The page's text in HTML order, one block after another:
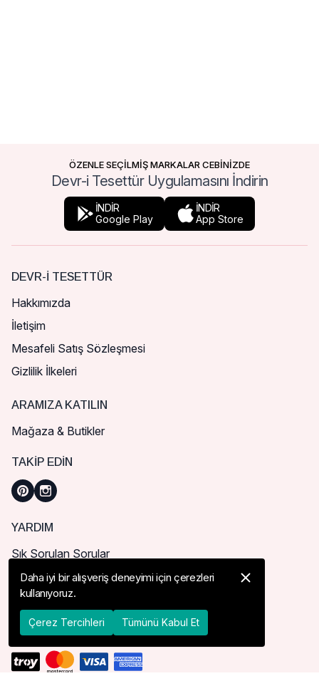
ÖZENLE SEÇİLMİŞ MARKALAR CEBİNİZDE
Devr-i Tesettür Uygulamasını İndirin
İNDİR
Google Play
İNDİR
App Store
DEVR-I TESETTÜR
Hakkımızda
İletişim
Mesafeli Satış Sözleşmesi
Gizlilik İlkeleri
ARAMIZA KATILIN
Mağaza & Butikler
TAKIP EDIN
YARDIM
Sık Sorulan Sorular
Nasıl Sipariş Verebilirim?
Kargo ve Teslimat
İade, İptal ve Değişim
Daha iyi bir alışveriş deneyimi için çerezleri
kullanıyoruz.
Çerez Tercihleri Tümünü Kabul Et